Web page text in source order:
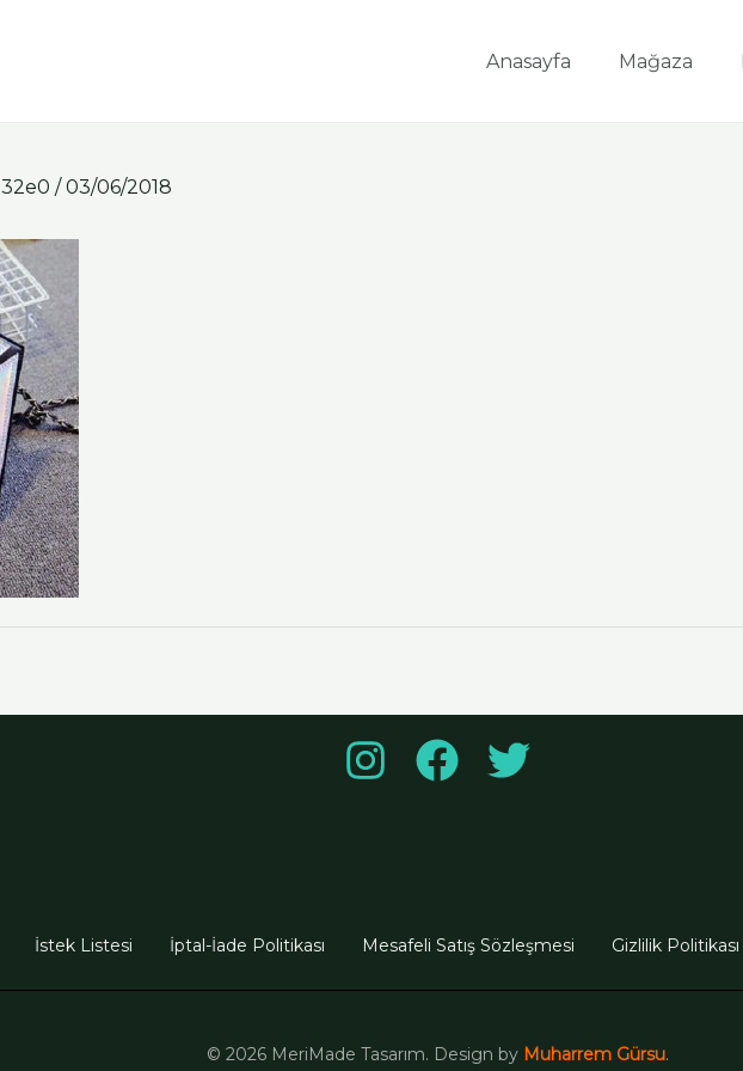
Anasayfa Mağaza
/03/06/2018
İstek Listesi İptal-İade Politikası Mesafeli Satış Sözleşmesi Gizlilik Politikası
© 2026 MeriMade Tasarım. Design by Muharrem Gürsu.